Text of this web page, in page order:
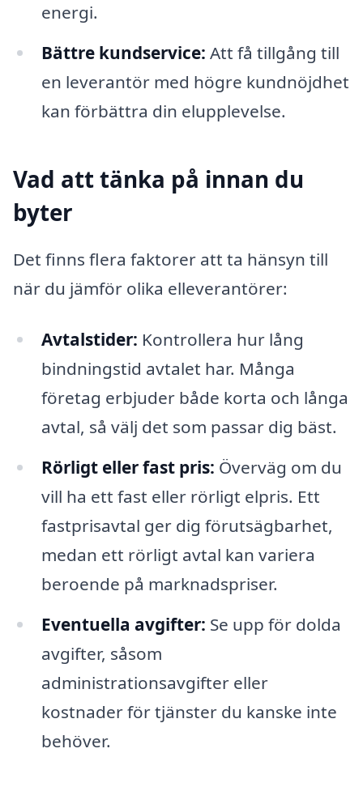
energi.
Bättre kundservice: Att få tillgång till
en leverantör med högre kundnöjdhet
kan förbättra din elupplevelse.
Vad att tänka på innan du
byter
Det finns flera faktorer att ta hänsyn till
när du jämför olika elleverantörer:
Avtalstider: Kontrollera hur lång
bindningstid avtalet har. Många
företag erbjuder både korta och långa
avtal, så välj det som passar dig bäst.
Rörligt eller fast pris: Överväg om du
vill ha ett fast eller rörligt elpris. Ett
fastprisavtal ger dig förutsägbarhet,
medan ett rörligt avtal kan variera
beroende på marknadspriser.
Eventuella avgifter: Se upp för dolda
avgifter, såsom
administrationsavgifter eller
kostnader för tjänster du kanske inte
behöver.